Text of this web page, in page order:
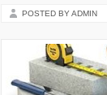
POSTED BY ADMIN